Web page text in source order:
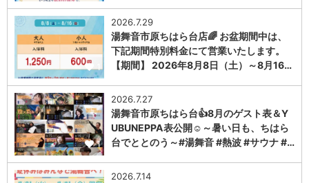
1
2026.7.29
湯舞音市原ちはら台店🌈 お盆期間中は、
下記期間特別料金にて営業いたします。
【期間】 2026年8月8日（土）～8月16…
1
2026.7.27
湯舞音市原ちはら台👍8月のゲスト表＆Y
UBUNEPPA表公開☺～暑い日も、ちはら
台でととのう～#湯舞音 #熱波 #サウナ #…
2026.7.14